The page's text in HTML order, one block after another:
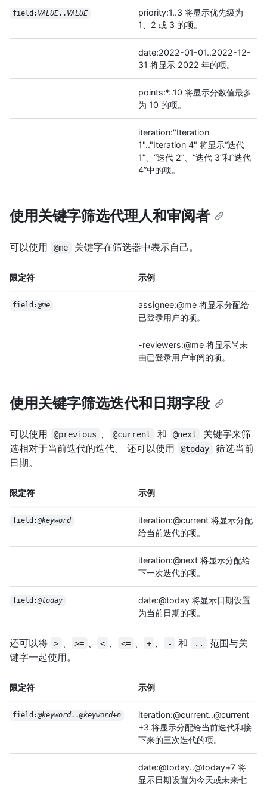
field: VALUE.. VALUE
priority:1..3 将显示优先级为
1、2 或 3 的项。
date:2022-01-01..2022-12-
31 将显示 2022 年的项。
points:*..10 将显示分数值最多
为 10 的项。
iteration:"Iteration
1".."Iteration 4" 将显示“迭代
1”、“迭代 2”、“迭代 3”和“迭代
4”中的项。
使用关键字筛选代理人和审阅者
可以使用 @me 关键字在筛选器中表示自己。
限定符 示例
field:@me
assignee:@me 将显示分配给
已登录用户的项。
-reviewers:@me 将显示尚未
由已登录用户审阅的项。
使用关键字筛选迭代和日期字段
可以使用 @previous @current 和 @next
关键字来筛
选相对于当前迭代的迭代。 还可以使用
@today
筛选当前
日期。
限定符 示例
field:@keyword
iteration:@current 将显示分配
给当前迭代的项。
iteration:@next 将显示分配给
下一次迭代的项。
field:@today
date:@today 将显示日期设置
为当前日期的项。
还可以将 > >= < <= + - 和 ..
范围与关
键字一起使用。
限定符 示例
field:@keyword..@keyword+n
iteration:@current..@current
+3 将显示分配给当前迭代和接
下来的三次迭代的项。
date:@today..@today+7 将
显示日期设置为今天或未来七